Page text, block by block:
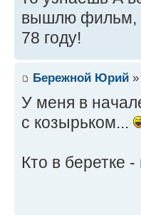
вышлю фильм,
78 году!
Бережной Юрий
У меня в
с козырьком...
Кто в беретке